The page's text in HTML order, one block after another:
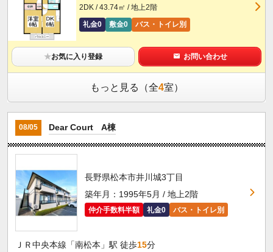
2DK / 43.74㎡ / 地上2階
礼金0
敷金0 バス・トイレ別
★お気に入り登録 お問い合わせ
もっと見る（全4室）
08/05 Dear Court A棟
長野県松本市井川城3丁目
築年月：1995年5月 / 地上2階
仲介手数料半額 礼金0 バス・トイレ別
ＪＲ中央本線「南松本」駅 徒歩15分